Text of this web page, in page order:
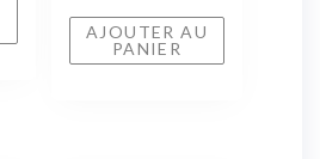
AJOUTER AU
PANIER